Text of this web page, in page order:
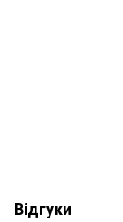
Відгуки